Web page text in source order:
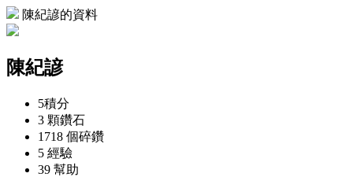
陳紀諺的資料
陳紀諺
5積分
3 顆鑽石
1718 個碎鑽
5 經驗
39 幫助